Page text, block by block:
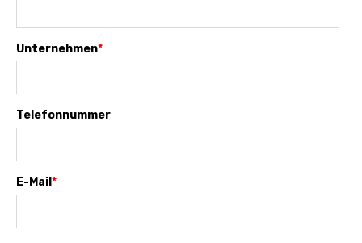
Unternehmen*
Telefonnummer
E-Mail *